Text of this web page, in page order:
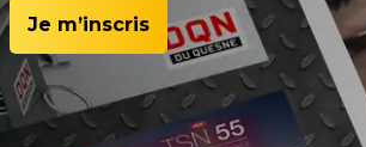
Je m’inscris